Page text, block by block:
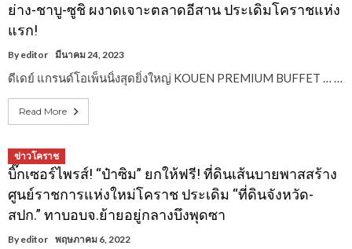
ย่าง-ชาบู-ซูชิ ผงาดเจาะตลาดอีสาน ประเดิมโคราชแห่ง
แรก!
By editor มีนาคม 24, 2023
ดีเดย์ แกรนด์โอเพ็นนิ่งสุดยิ่งใหญ่ KOUEN PREMIUM BUFFET … …
Read More
ข่าวโคราช
บิ๊กเซอร์ไพรส์! “ป๋าซิม” ยกให้ฟรี! ที่ดินเส้นบายพาสสร้าง
ศูนย์ราชการแห่งใหม่โคราช ประเดิม “ที่ดินจังหวัด-
สปก.” ทาบอบจ.ย้ายอยู่กลางบึงพุดซา
By editor พฤษภาคม 6, 2022